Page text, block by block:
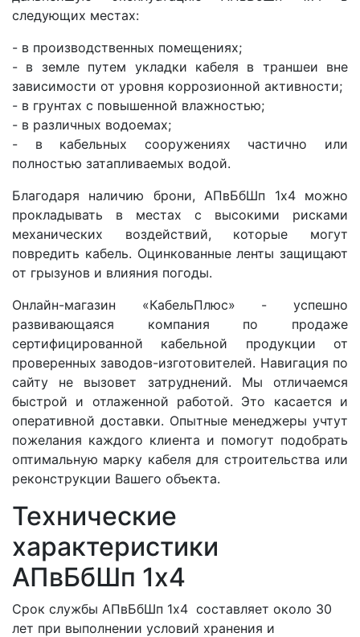
следующих местах:
- в производственных помещениях;
- в земле путем укладки кабеля в траншеи вне
зависимости от уровня коррозионной активности;
- в грунтах с повышенной влажностью;
- в различных водоемах;
- в кабельных сооружениях частично или
полностью затапливаемых водой.
Благодаря наличию брони, АПвБбШп 1x4 можно
прокладывать в местах с высокими рисками
механических воздействий, которые могут
повредить кабель. Оцинкованные ленты защищают
от грызунов и влияния погоды.
Онлайн-магазин «КабельПлюс» - успешно
развивающаяся компания по продаже
сертифицированной кабельной продукции от
проверенных заводов-изготовителей. Навигация по
сайту не вызовет затруднений. Мы отличаемся
быстрой и отлаженной работой. Это касается и
оперативной доставки. Опытные менеджеры учтут
пожелания каждого клиента и помогут подобрать
оптимальную марку кабеля для строительства или
реконструкции Вашего объекта.
Технические
характеристики
АПвБбШп 1x4
Срок службы АПвБбШп 1x4 составляет около 30
лет при выполнении условий хранения и